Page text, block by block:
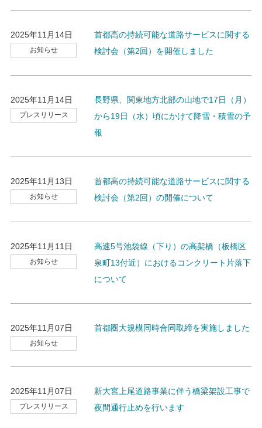
2025年11月14日
お知らせ
首都高の持続可能な道路サービスに関する
検討会（第2回）を開催しました
2025年11月14日
プレスリリース
長野県、関東地方北部の山地で17日（月）
から19日（水）頃にかけて降雪・積雪の予
報
2025年11月13日
お知らせ
首都高の持続可能な道路サービスに関する
検討会（第2回）の開催について
2025年11月11日
お知らせ
高速5号池袋線（下り）の高架橋（板橋区
泉町13付近）におけるコンクリート片落下
について
2025年11月07日
お知らせ
首都圏大規模同時合同取締を実施しました
2025年11月07日
プレスリリース
新大宮上尾道路事業に伴う橋梁架設工事で
夜間通行止めを行います